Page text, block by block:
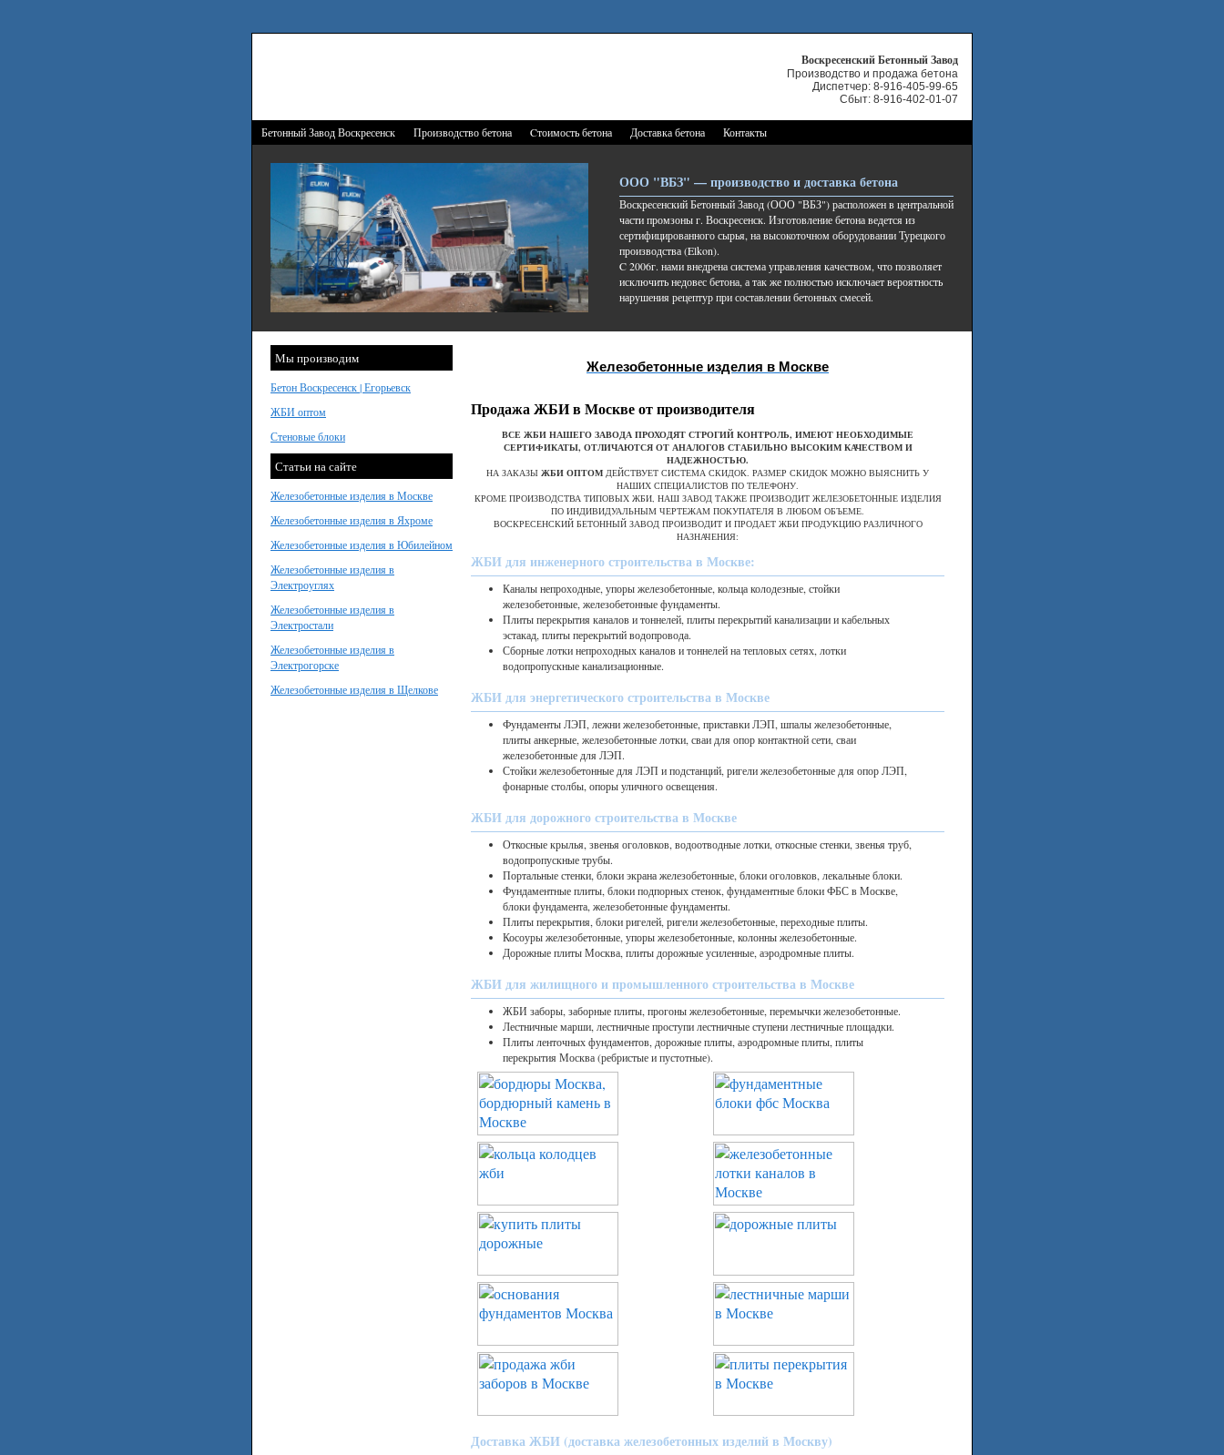
Воскресенский Бетонный Завод
Производство и продажа бетона
Диспетчер: 8-916-405-99-65
Сбыт: 8-916-402-01-07
Бетонный Завод Воскресенск Производство бетона Cтоимость бетона Доставка бетона Контакты
ООО "ВБЗ" — производство и доставка бетона
Воскресенский Бетонный Завод (ООО "ВБЗ") расположен в центральной
части промзоны г. Воскресенск. Изготовление бетона ведется из
сертифицированного сырья, на высокоточном оборудовании Турецкого
производства (Elkon).
C 2006г. нами внедрена система управления качеством, что позволяет
исключить недовес бетона, а так же полностью исключает вероятность
нарушения рецептур при составлении бетонных смесей.
Мы производим
Бетон Воскресенск | Егорьевск
ЖБИ оптом
Стеновые блоки
Статьи на сайте
Железобетонные изделия в Москве
Железобетонные изделия в Яхроме
Железобетонные изделия в Юбилейном
Железобетонные изделия в
Электроуглях
Железобетонные изделия в
Электростали
Железобетонные изделия в
Электрогорске
Железобетонные изделия в Щелкове
Железобетонные изделия в Москве
Продажа ЖБИ в Москве от производителя
ВСЕ ЖБИ НАШЕГО ЗАВОДА ПРОХОДЯТ СТРОГИЙ КОНТРОЛЬ, ИМЕЮТ НЕОБХОДИМЫЕ
СЕРТИФИКАТЫ, ОТЛИЧАЮТСЯ ОТ АНАЛОГОВ СТАБИЛЬНО ВЫСОКИМ КАЧЕСТВОМ И
НАДЕЖНОСТЬЮ.
НА ЗАКАЗЫ ЖБИ ОПТОМ ДЕЙСТВУЕТ СИСТЕМА СКИДОК. РАЗМЕР СКИДОК МОЖНО ВЫЯСНИТЬ У
НАШИХ СПЕЦИАЛИСТОВ ПО ТЕЛЕФОНУ.
КРОМЕ ПРОИЗВОДСТВА ТИПОВЫХ ЖБИ, НАШ ЗАВОД ТАКЖЕ ПРОИЗВОДИТ ЖЕЛЕЗОБЕТОННЫЕ ИЗДЕЛИЯ
ПО ИНДИВИДУАЛЬНЫМ ЧЕРТЕЖАМ ПОКУПАТЕЛЯ В ЛЮБОМ ОБЪЕМЕ.
ВОСКРЕСЕНСКИЙ БЕТОННЫЙ ЗАВОД ПРОИЗВОДИТ И ПРОДАЕТ ЖБИ ПРОДУКЦИЮ РАЗЛИЧНОГО
НАЗНАЧЕНИЯ:
ЖБИ для инженерного строительства в Москве:
Каналы непроходные, упоры железобетонные, кольца колодезные, стойки
железобетонные, железобетонные фундаменты.
Плиты перекрытия каналов и тоннелей, плиты перекрытий канализации и кабельных
эстакад, плиты перекрытий водопровода.
Сборные лотки непроходных каналов и тоннелей на тепловых сетях, лотки
водопропускные канализационные.
ЖБИ для энергетического строительства в Москве
Фундаменты ЛЭП, лежни железобетонные, приставки ЛЭП, шпалы железобетонные,
плиты анкерные, железобетонные лотки, сваи для опор контактной сети, сваи
железобетонные для ЛЭП.
Стойки железобетонные для ЛЭП и подстанций, ригели железобетонные для опор ЛЭП,
фонарные столбы, опоры уличного освещения.
ЖБИ для дорожного строительства в Москве
Откосные крылья, звенья оголовков, водоотводные лотки, откосные стенки, звенья труб,
водопропускные трубы.
Портальные стенки, блоки экрана железобетонные, блоки оголовков, лекальные блоки.
Фундаментные плиты, блоки подпорных стенок, фундаментные блоки ФБС в Москве,
блоки фундамента, железобетонные фундаменты.
Плиты перекрытия, блоки ригелей, ригели железобетонные, переходные плиты.
Косоуры железобетонные, упоры железобетонные, колонны железобетонные.
Дорожные плиты Москва, плиты дорожные усиленные, аэродромные плиты.
ЖБИ для жилищного и промышленного строительства в Москве
ЖБИ заборы, заборные плиты, прогоны железобетонные, перемычки железобетонные.
Лестничные марши, лестничные проступи лестничные ступени лестничные площадки.
Плиты ленточных фундаментов, дорожные плиты, аэродромные плиты, плиты
перекрытия Москва (ребристые и пустотные).
Доставка ЖБИ (доставка железобетонных изделий в Москву)